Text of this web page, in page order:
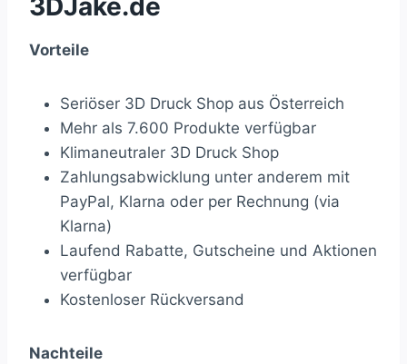
3DJake.de
Vorteile
Seriöser 3D Druck Shop aus Österreich
Mehr als 7.600 Produkte verfügbar
Klimaneutraler 3D Druck Shop
Zahlungsabwicklung unter anderem mit
PayPal, Klarna oder per Rechnung (via
Klarna)
Laufend Rabatte, Gutscheine und Aktionen
verfügbar
Kostenloser Rückversand
Nachteile